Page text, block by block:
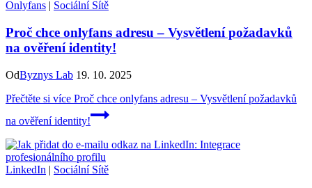
Onlyfans | Sociální Sítě
Proč chce onlyfans adresu – Vysvětlení požadavků
na ověření identity!
OdByznys Lab 19. 10. 2025
Přečtěte si více Proč chce onlyfans adresu – Vysvětlení požadavků
na ověření identity!
LinkedIn | Sociální Sítě